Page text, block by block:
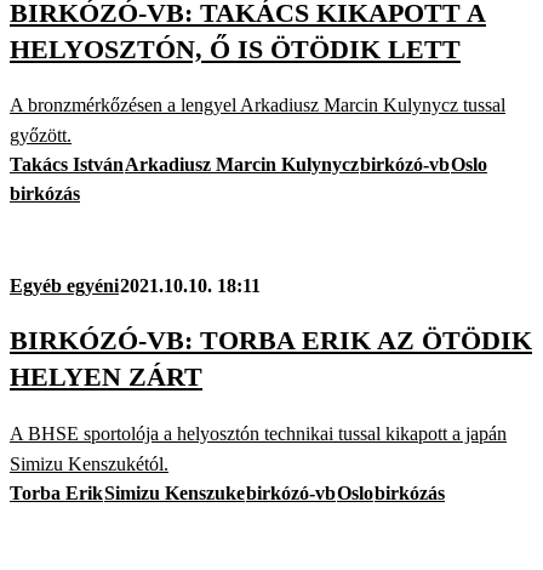
BIRKÓZÓ-VB: TAKÁCS KIKAPOTT A
HELYOSZTÓN, Ő IS ÖTÖDIK LETT
A bronzmérkőzésen a lengyel Arkadiusz Marcin Kulynycz tussal
győzött.
Takács IstvánArkadiusz Marcin Kulynyczbirkózó-vbOslo
birkózás
Egyéb egyéni2021.10.10. 18:11
BIRKÓZÓ-VB: TORBA ERIK AZ ÖTÖDIK
HELYEN ZÁRT
A BHSE sportolója a helyosztón technikai tussal kikapott a japán
Simizu Kenszukétól.
Torba ErikSimizu Kenszukebirkózó-vbOslobirkózás